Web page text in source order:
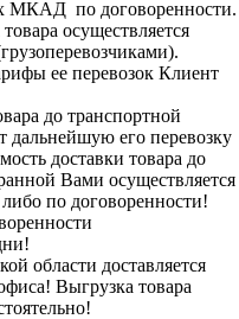
МКАД по договоренности.
осуществляется
ее перевозок Клиент
до транспортной
дальнейшую его перевозку
доставки товара до
Вами осуществляется
по договоренности!
области доставляется
Выгрузка товара